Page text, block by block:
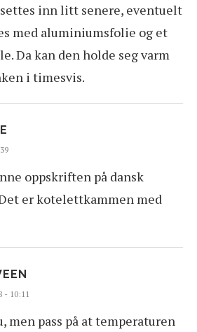
inn litt senere, eventuelt
med aluminiumsfolie og et
Da kan den holde seg varm
i timesvis.
oppskriften på dansk
er kotelettkammen med
- 10:11
men pass på at temperaturen